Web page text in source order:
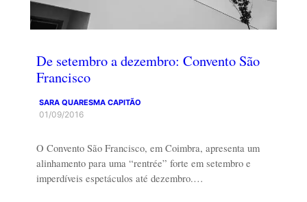
De setembro a dezembro: Convento São
Francisco
SARA QUARESMA CAPITÃO
01/09/2016
O Convento São Francisco, em Coimbra, apresenta um
alinhamento para uma “rentrée” forte em setembro e
imperdíveis espetáculos até dezembro.…